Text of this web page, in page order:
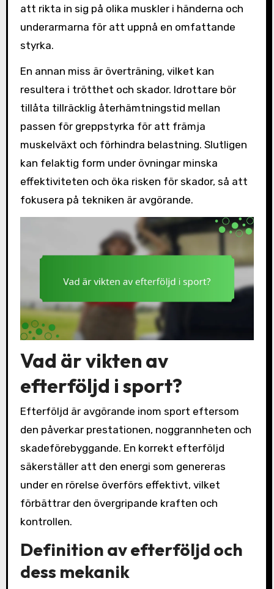
att rikta in sig på olika muskler i händerna och
underarmarna för att uppnå en omfattande
styrka.
En annan miss är överträning, vilket kan
resultera i trötthet och skador. Idrottare bör
tillåta tillräcklig återhämtningstid mellan
passen för greppstyrka för att främja
muskelväxt och förhindra belastning. Slutligen
kan felaktig form under övningar minska
effektiviteten och öka risken för skador, så att
fokusera på tekniken är avgörande.
Vad är vikten av
efterföljd i sport?
Efterföljd är avgörande inom sport eftersom
den påverkar prestationen, noggrannheten och
skadeförebyggande. En korrekt efterföljd
säkerställer att den energi som genereras
under en rörelse överförs effektivt, vilket
förbättrar den övergripande kraften och
kontrollen.
Definition av efterföljd och
dess mekanik